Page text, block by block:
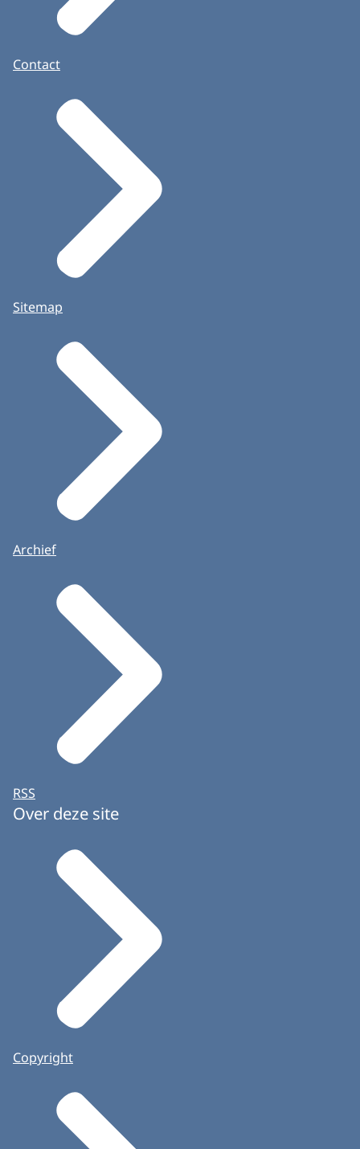
Contact
Sitemap
Archief
RSS
Over deze site
Copyright